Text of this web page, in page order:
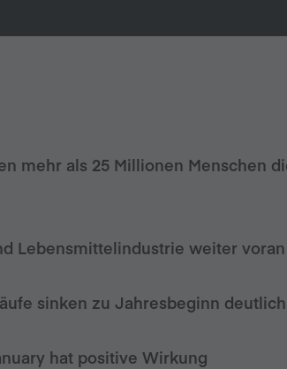
mehr als 25 Millionen Menschen
Lebensmittelindustrie weiter voran
sinken zu Jahresbeginn deutlich
hat positive Wirkung